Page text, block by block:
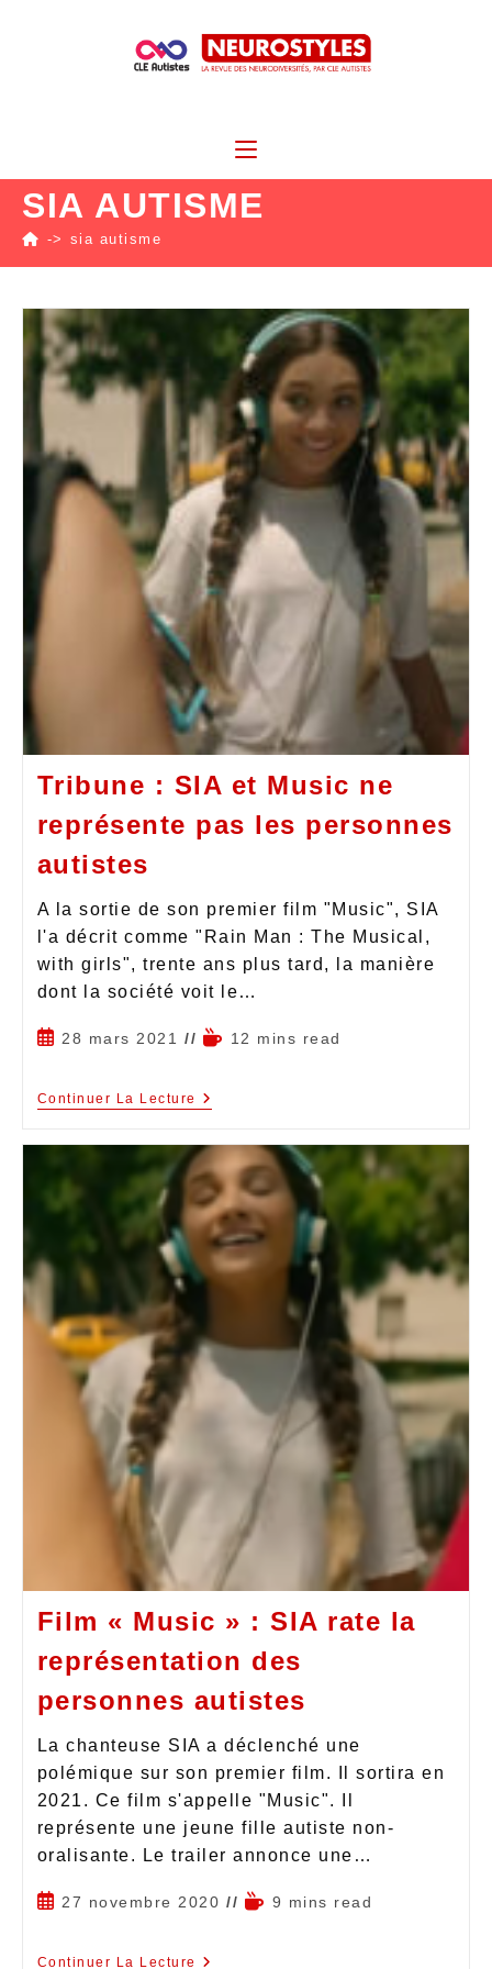
SIA AUTISME
-> sia autisme
Tribune : SIA et Music ne
représente pas les personnes
autistes
A la sortie de son premier film "Music", SIA
l'a décrit comme "Rain Man : The Musical,
with girls", trente ans plus tard, la manière
dont la société voit le…
28 mars 2021 12 mins read
Continuer La Lecture
Film « Music » : SIA rate la
représentation des
personnes autistes
La chanteuse SIA a déclenché une
polémique sur son premier film. Il sortira en
2021. Ce film s'appelle "Music". Il
représente une jeune fille autiste non-
oralisante. Le trailer annonce une…
27 novembre 2020 9 mins read
Continuer La Lecture